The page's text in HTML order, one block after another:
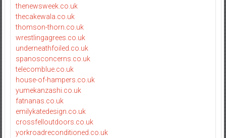
thenewsweek.co.uk
thecakewala.co.uk
thomson-thorn.co.uk
wrestlingagrees.co.uk
underneathfoiled.co.uk
spanosconcerns.co.uk
telecomblue.co.uk
house-of-hampers.co.uk
yumekanzashi.co.uk
fatnanas.co.uk
emilykatedesign.co.uk
crossfelloutdoors.co.uk
yorkroadreconditioned.co.uk